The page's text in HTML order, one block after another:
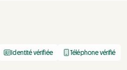
Identité vérifiée Téléphone vérifié